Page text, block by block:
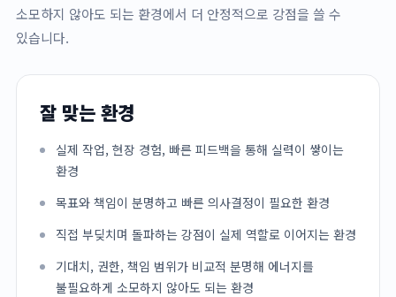
소모하지 않아도 되는 환경에서 더 안정적으로 강점을 쓸 수
있습니다.
잘 맞는 환경
실제 작업, 현장 경험, 빠른 피드백을 통해 실력이 쌓이는
환경
목표와 책임이 분명하고 빠른 의사결정이 필요한 환경
직접 부딪치며 돌파하는 강점이 실제 역할로 이어지는 환경
기대치, 권한, 책임 범위가 비교적 분명해 에너지를
불필요하게 소모하지 않아도 되는 환경